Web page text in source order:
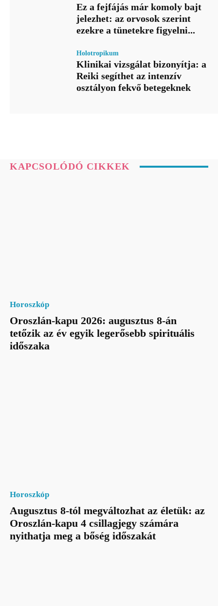
Ez a fejfájás már komoly bajt
jelezhet: az orvosok szerint
ezekre a tünetekre figyelni...
Holotropikum
Klinikai vizsgálat bizonyítja: a
Reiki segíthet az intenzív
osztályon fekvő betegeknek
KAPCSOLÓDÓ CIKKEK
Horoszkóp
Oroszlán-kapu 2026: augusztus 8-án
tetőzik az év egyik legerősebb spirituális
időszaka
Horoszkóp
Augusztus 8-tól megváltozhat az életük: az
Oroszlán-kapu 4 csillagjegy számára
nyithatja meg a bőség időszakát